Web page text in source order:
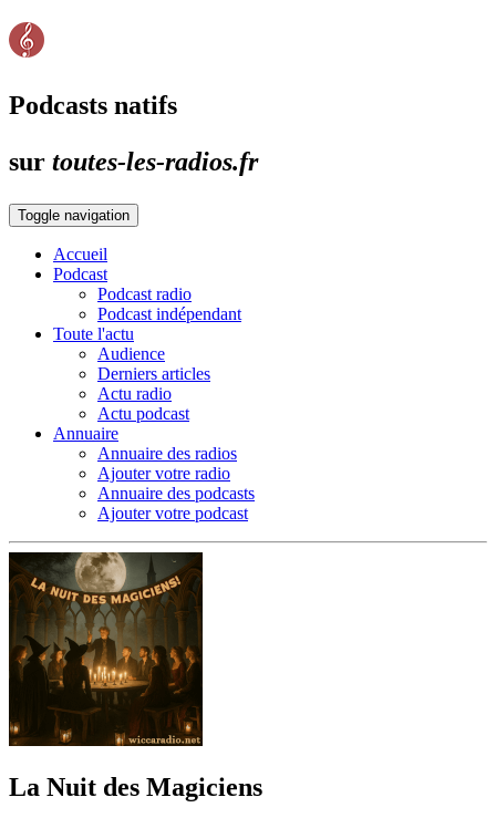
Podcasts natifs
sur toutes-les-radios.fr
Toggle navigation
Accueil
Podcast
Podcast radio
Podcast indépendant
Toute l'actu
Audience
Derniers articles
Actu radio
Actu podcast
Annuaire
Annuaire des radios
Ajouter votre radio
Annuaire des podcasts
Ajouter votre podcast
La Nuit des Magiciens